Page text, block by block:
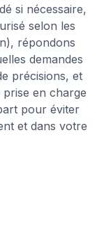
si nécessaire,
selon les
répondons
demandes
précisions, et
en charge
pour éviter
et dans votre